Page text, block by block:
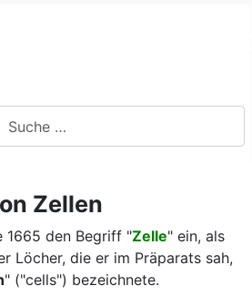
Zellen
1665 den Begriff "Zelle" ein, als
Löcher, die er im Präparats sah,
" ("cells") bezeichnete.